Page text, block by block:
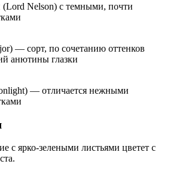
Nelson) с темными, почти
— сорт, по сочетанию оттенков
анютины глазки
— отличается нежными
с ярко-зелеными листьями цветет с